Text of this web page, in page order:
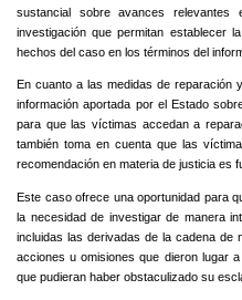
sustancial sobre avances
investigación que permitan establecer
hechos del caso en los términos del
En cuanto a las medidas de reparación
información aportada por el Estado
para que las víctimas accedan a
también toma en cuenta que las
recomendación en materia de justicia es
Este caso ofrece una oportunidad para
la necesidad de investigar de manera
incluidas las derivadas de la cadena de
acciones u omisiones que dieron lugar
que pudieran haber obstaculizado su